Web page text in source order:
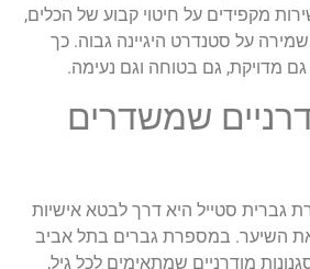
מקפידים על חיטוי קבוע של הכלים,
על סטנדרט היגיינה גבוה. כך
מדויקת, גם בטוחה וגם נעימה.
שמשדרים
גברית סטייל היא דרך לבטא אישיות
את השיער. במספרת גברים בתל אביב
מודרניים שמתאימים לכל גיל,